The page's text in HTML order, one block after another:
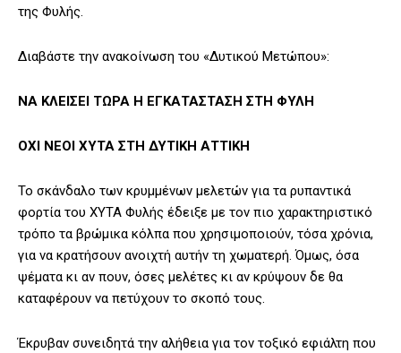
της Φυλής.
Διαβάστε την ανακοίνωση του «Δυτικού Μετώπου»:
ΝΑ ΚΛΕΙΣΕΙ ΤΩΡΑ Η ΕΓΚΑΤΑΣΤΑΣΗ ΣΤΗ ΦΥΛΗ
ΟΧΙ ΝΕΟΙ ΧΥΤΑ ΣΤΗ ΔΥΤΙΚΗ ΑΤΤΙΚΗ
Το σκάνδαλο των κρυμμένων μελετών για τα ρυπαντικά
φορτία του ΧΥΤΑ Φυλής έδειξε με τον πιο χαρακτηριστικό
τρόπο τα βρώμικα κόλπα που χρησιμοποιούν, τόσα χρόνια,
για να κρατήσουν ανοιχτή αυτήν τη χωματερή. Όμως, όσα
ψέματα κι αν πουν, όσες μελέτες κι αν κρύψουν δε θα
καταφέρουν να πετύχουν το σκοπό τους.
Έκρυβαν συνειδητά την αλήθεια για τον τοξικό εφιάλτη που